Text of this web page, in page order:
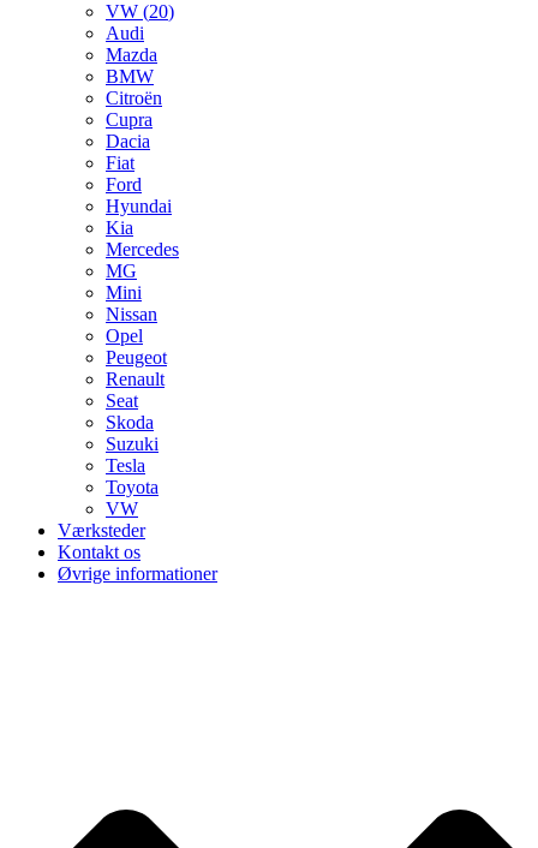
VW (20)
Audi
Mazda
BMW
Citroën
Cupra
Dacia
Fiat
Ford
Hyundai
Kia
Mercedes
MG
Mini
Nissan
Opel
Peugeot
Renault
Seat
Skoda
Suzuki
Tesla
Toyota
VW
Værksteder
Kontakt os
Øvrige informationer